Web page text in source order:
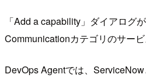
「Add a capability」ダイアログが
Communicationカテゴリのサービ
DevOps Agentでは、